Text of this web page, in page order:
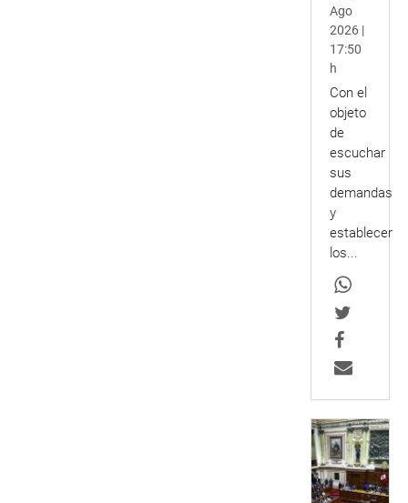
Ago
2026 |
17:50
h
Con el
objeto
de
escuchar
sus
demandas
y
establecer
los...